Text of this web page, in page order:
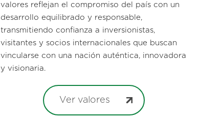
valores reflejan el compromiso del país con un
desarrollo equilibrado y responsable,
transmitiendo confianza a inversionistas,
visitantes y socios internacionales que buscan
vincularse con una nación auténtica, innovadora
y visionaria.
Ver valores